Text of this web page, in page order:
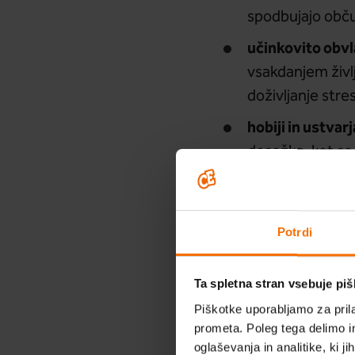
Potrdi
Ta spletna stran vsebuje
Piškotke uporabljamo za
prometa. Poleg tega delimo
oglaševanja in analitike, ki
spodbujajo
učinkovito
vsakdanjem
doživljanje
hobiji in
dosežka, kot
razpoloženje
Ples in petje
Petje je
slušne, jezikovne,
dejavnosti. To